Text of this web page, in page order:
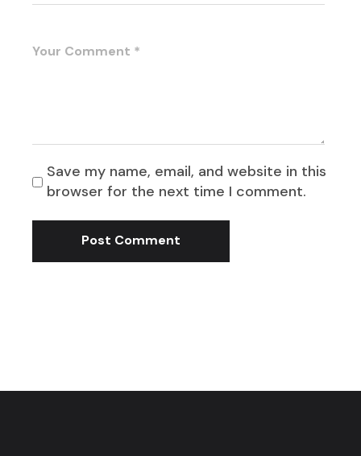
Save my name, email, and website in this
browser for the next time I comment.
Post Comment